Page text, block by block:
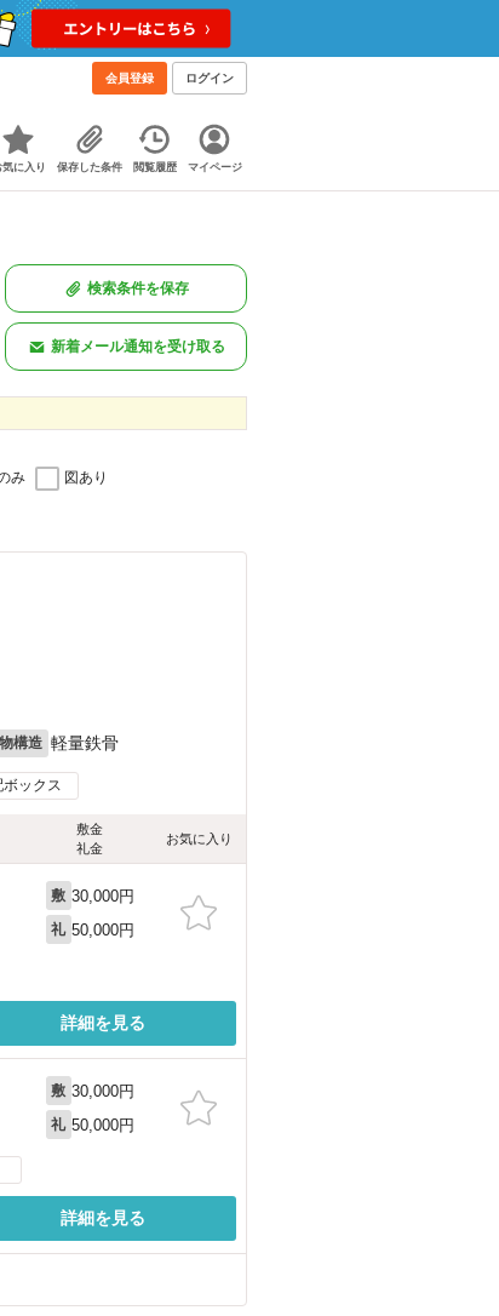
会員登録 ログイン
気に入り 保存した条件 閲覧履歴 マイページ
検索条件を保存
新着メール通知を受け取る
み 図あり
構造 軽量鉄骨
ボックス
敷金
礼金
お気に入り
敷 30,000円
礼 50,000円
詳細を見る
敷 30,000円
礼 50,000円
詳細を見る